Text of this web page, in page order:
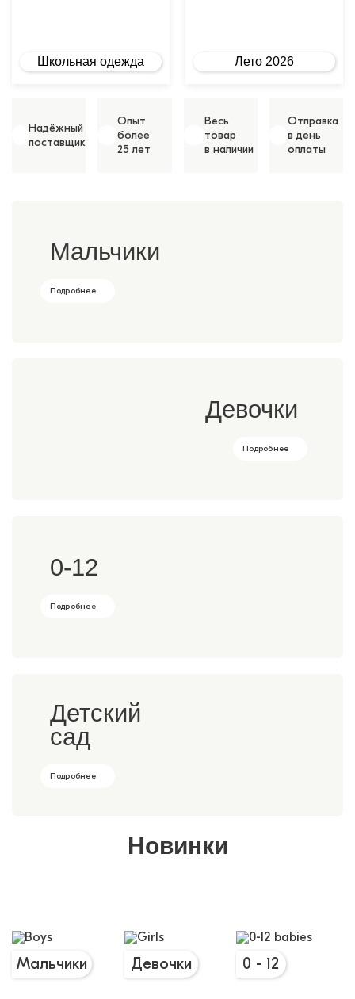
Школьная одежда Лето 2026
Надёжный
поставщик
Опыт
более
25 лет
Весь
товар
в наличии
Отправка
в день
оплаты
Мальчики
Подробнее
Девочки
Подробнее
0-12
Подробнее
Детский
сад
Подробнее
Новинки
Мальчики Девочки 0 - 12